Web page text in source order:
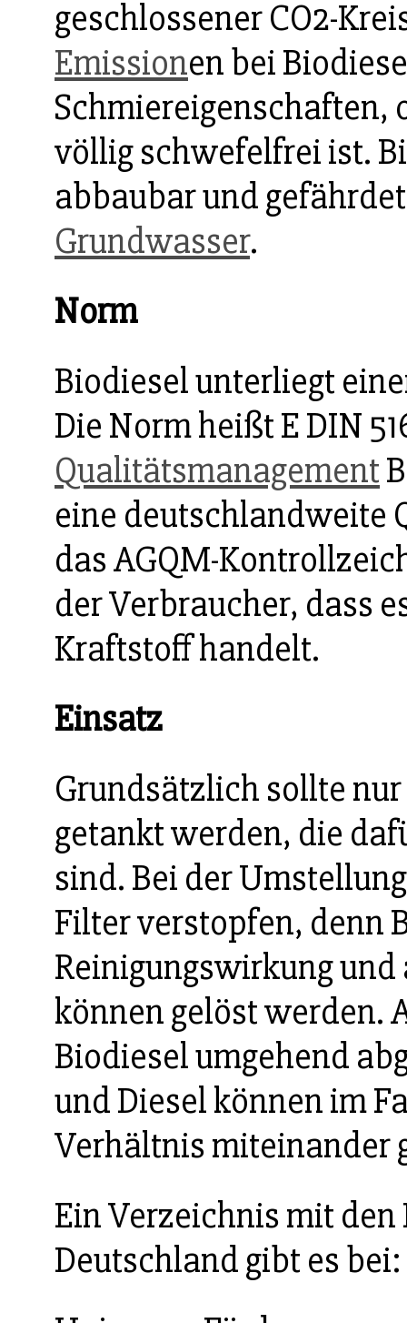
geschlossener CO2-
Emissionen bei
Schmiereigenschaften,
völlig schwefelfrei ist.
abbaubar und
Grundwasser.
Norm
Biodiesel unterliegt
Die Norm heißt E DIN
Qualitätsmanagement
eine deutschlandweite
das AGQM-
der Verbraucher, dass
Kraftstoff handelt.
Einsatz
Grundsätzlich sollte
getankt werden, die
sind. Bei der
Filter verstopfen, denn
Reinigungswirkung
können gelöst werden.
Biodiesel umgehend
und Diesel können im
Verhältnis miteinander
Ein Verzeichnis mit
Deutschland gibt es bei: